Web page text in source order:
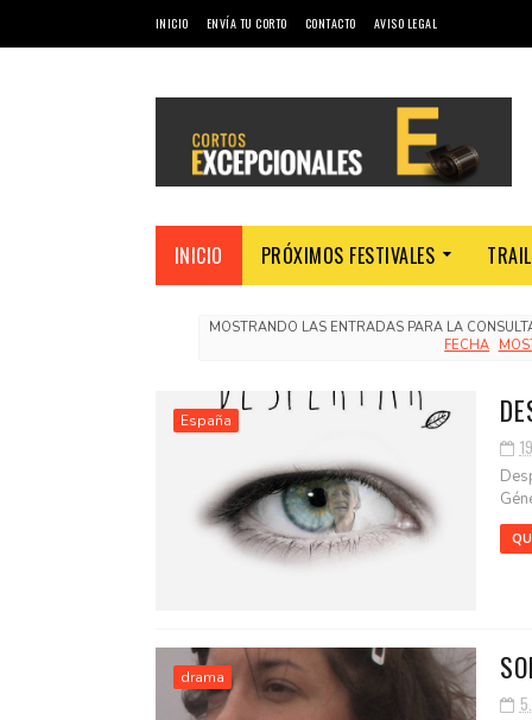
INICIO ENVÍA TU CORTO CONTACTO AVISO LEGAL
INICIO PRÓXIMOS FESTIVALES
MOSTRANDO LAS ENTRADAS PARA LA
FECHA
España
drama